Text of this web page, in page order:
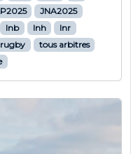
JNA2025
lnb lnh
lnr
rugby
tous arbitres